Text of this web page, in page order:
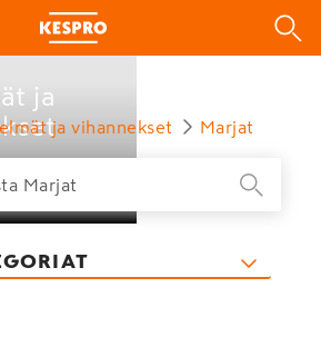
ja
ja vihannekset Marjat